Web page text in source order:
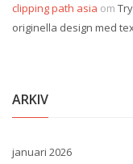
clipping path asia om
originella design med
ARKIV
januari 2026